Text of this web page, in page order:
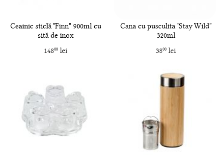
Ceainic sticlă "Finn" 900ml cu
sită de inox
14800 lei
Cana cu pusculita "Stay Wild"
320ml
3800lei